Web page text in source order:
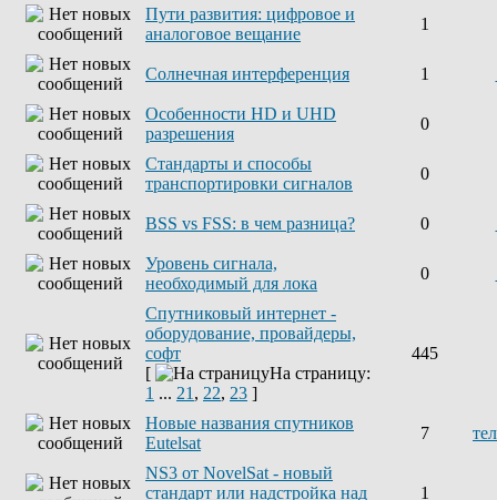
Пути развития: цифровое и
аналоговое вещание
1
Солнечная интерференция 1
Особенности HD и UHD
разрешения
0
Стандарты и способы
транспортировки сигналов
0
BSS vs FSS: в чем разница? 0
Уровень сигнала,
необходимый для лока
0
Спутниковый интернет -
оборудование, провайдеры,
софт
[
На страницу:
1 ... 21 , 22, 23 ]
445
Новые названия спутников
Eutelsat
7
NS3 от NovelSat - новый
стандарт или надстройка над
1